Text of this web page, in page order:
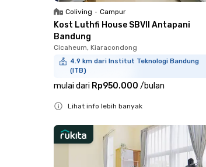
Coliving • Campur
Kost Luthfi House SBVII Antapani
Bandung
Cicaheum, Kiaracondong
4.9 km dari Institut Teknologi Bandung
(ITB)
mulai dari Rp950.000 /bulan
Lihat info lebih banyak